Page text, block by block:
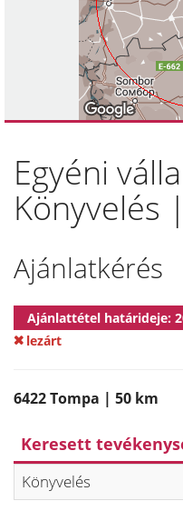
Képzésnaptár
Egyéni
Könyvelés
Ajánlatkérés
Ajánlattétel határideje:
lezárt
6422 Tompa | 50 km
Keresett
Könyvelés